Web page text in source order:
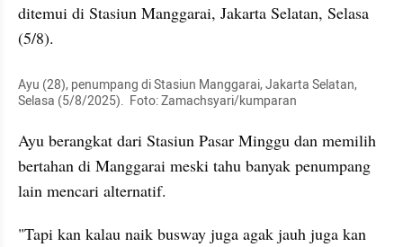
ditemui di Stasiun Manggarai, Jakarta Selatan, Selasa
(5/8).
Ayu (28), penumpang di Stasiun Manggarai, Jakarta Selatan,
Selasa (5/8/2025).  Foto: Zamachsyari/kumparan
Ayu berangkat dari Stasiun Pasar Minggu dan memilih
bertahan di Manggarai meski tahu banyak penumpang
lain mencari alternatif.
"Tapi kan kalau naik busway juga agak jauh juga kan